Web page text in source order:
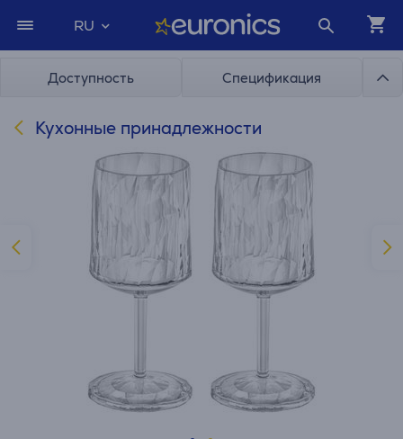
RU
Доступность Спецификация
Кухонные принадлежности